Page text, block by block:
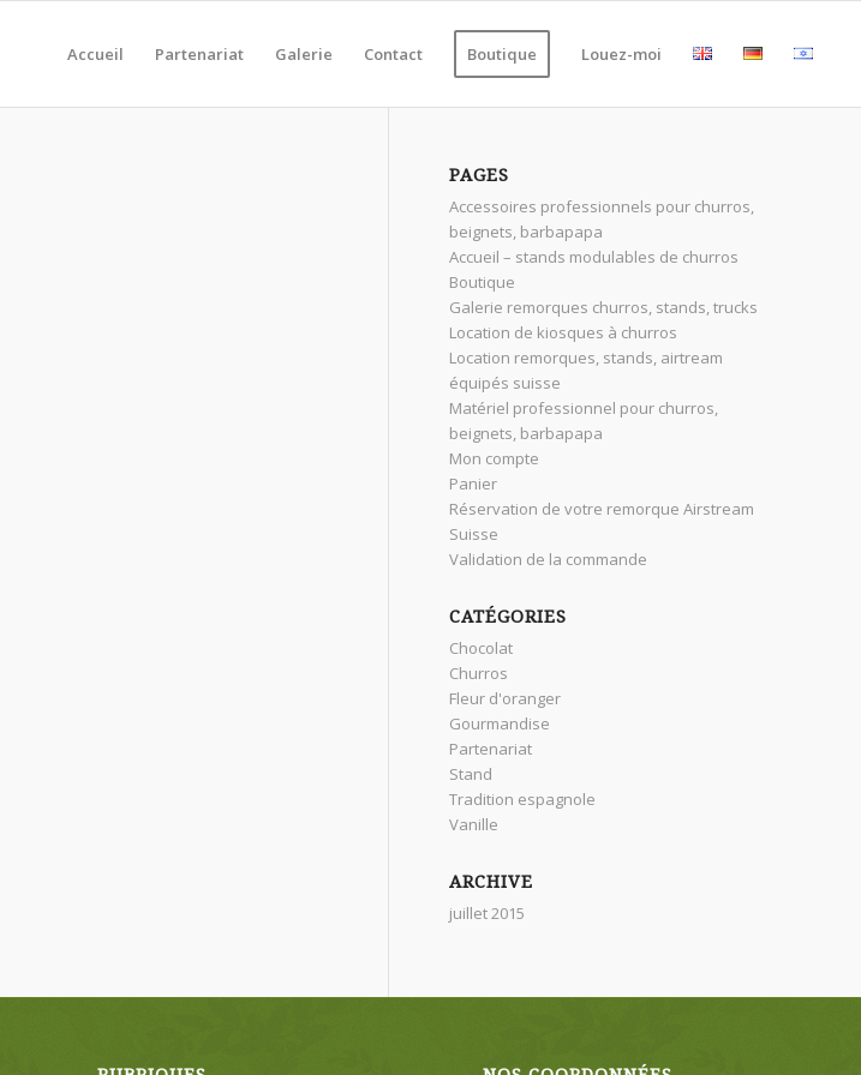
Accueil Partenariat Galerie Contact Boutique Louez-moi
PAGES
Accessoires professionnels pour churros,
beignets, barbapapa
Accueil – stands modulables de churros
Boutique
Galerie remorques churros, stands, trucks
Location de kiosques à churros
Location remorques, stands, airtream
équipés suisse
Matériel professionnel pour churros,
beignets, barbapapa
Mon compte
Panier
Réservation de votre remorque Airstream
Suisse
Validation de la commande
CATÉGORIES
Chocolat
Churros
Fleur d'oranger
Gourmandise
Partenariat
Stand
Tradition espagnole
Vanille
ARCHIVE
juillet 2015